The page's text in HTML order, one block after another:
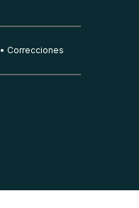
Correcciones